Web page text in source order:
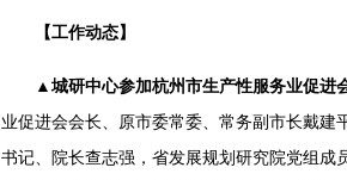
【工作动态】
▲城研中心参加杭州市生产性服务业促进
业促进会会长、原市委常委、常务副市长戴建
书记、院长查志强，省发展规划研究院党组成